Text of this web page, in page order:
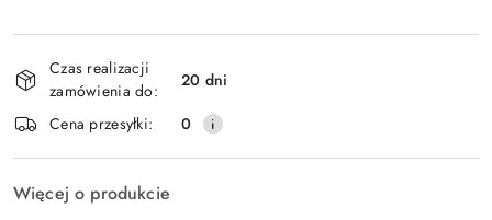
i
dostawa
Czas realizacji
zamówienia do:
20 dni
Cena przesyłki:
0
Więcej o produkcie